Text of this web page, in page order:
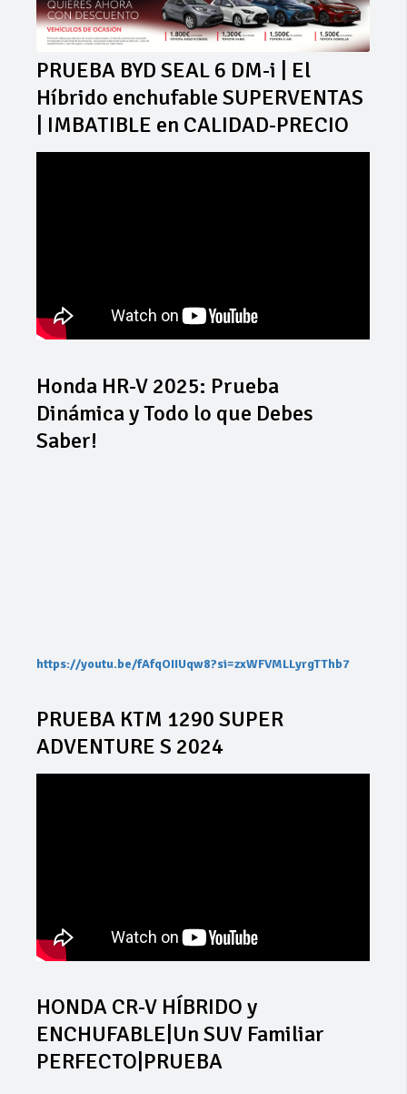
PRUEBA BYD SEAL 6 DM-i | El
Híbrido enchufable SUPERVENTAS
| IMBATIBLE en CALIDAD-PRECIO
Honda HR-V 2025: Prueba
Dinámica y Todo lo que Debes
Saber!
https://youtu.be/fAfqOIIUqw8?si=zxWFVMLLyrgTThb7
PRUEBA KTM 1290 SUPER
ADVENTURE S 2024
HONDA CR-V HÍBRIDO y
ENCHUFABLE|Un SUV Familiar
PERFECTO|PRUEBA